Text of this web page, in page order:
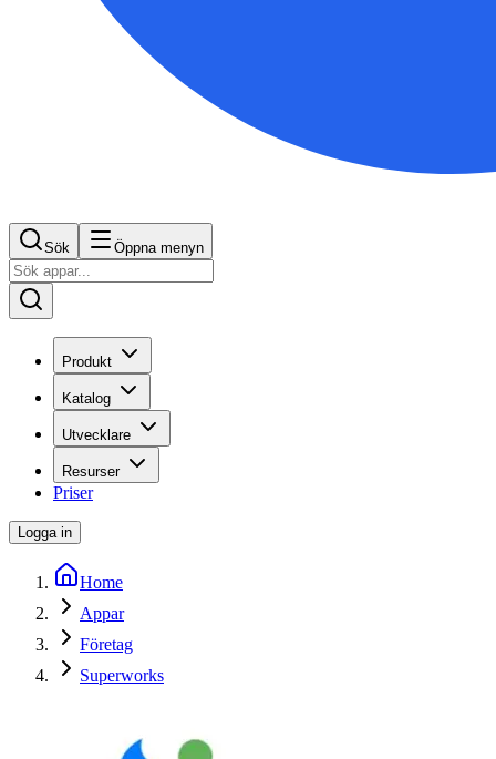
Sök Öppna menyn
Produkt
Katalog
Utvecklare
Resurser
Priser
Logga in
Home
Appar
Företag
Superworks